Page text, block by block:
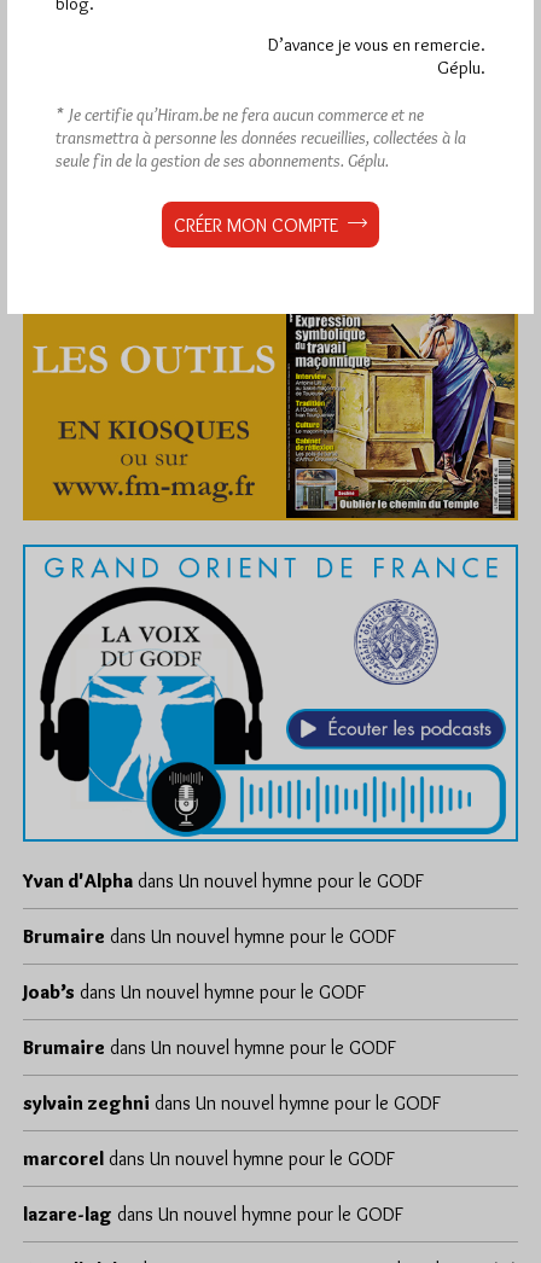
Yvan d'Alpha dans Un nouvel hymne pour le GODF
Brumaire dans Un nouvel hymne pour le GODF
Joab’s dans Un nouvel hymne pour le GODF
Brumaire dans Un nouvel hymne pour le GODF
sylvain zeghni dans Un nouvel hymne pour le GODF
marcorel dans Un nouvel hymne pour le GODF
lazare-lag dans Un nouvel hymne pour le GODF
D’avance je vous en remercie.
Géplu.
* Je certifie qu’Hiram.be ne fera aucun commerce et ne
transmettra à personne les données recueillies, collectées à la
seule fin de la gestion de ses abonnements. Géplu.
CRÉER MON COMPTE